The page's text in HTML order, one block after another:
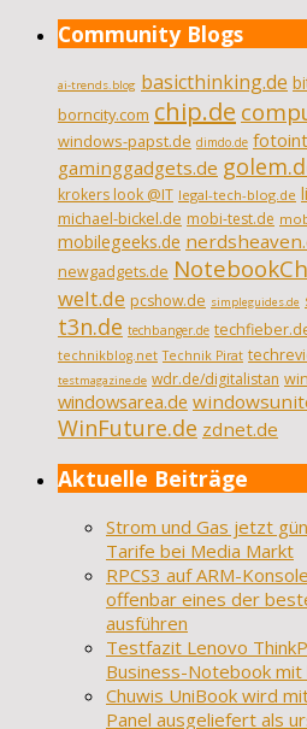
Community Blogs
ai-trends.blog basicthinking.de
borncity.com chip.de
windows-papst.de dimdo.de
gaminggadgets.de
krokers look @IT legal-tech-blog.de
michael-bickel.de mobi-test.de
mobilegeeks.de
newgadgets.de
welt.de pcshow.de simpleguides.de
t3n.de techbanger.de
technikblog.net Technik Pirat
testmagazine.de wdr.de/digitalistan
windowsarea.de
WinFuture.de zdnet.de
Aktuelle Beiträge
Strom und Gas jetzt
Tarife bei Media Markt
RPCS3 auf ARM-
offenbar eines der
ausführen
Testfazit Lenovo
Business-Notebook mit
Chuwis UniBook wird
Panel ausgeliefert als